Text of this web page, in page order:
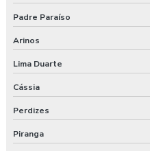
Padre Paraíso
Arinos
Lima Duarte
Cássia
Perdizes
Piranga